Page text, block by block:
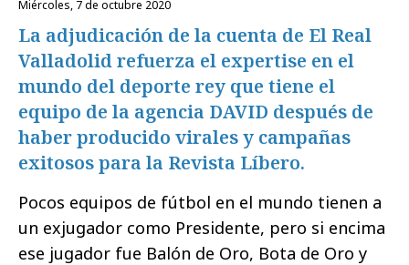
miércoles, 7 de octubre 2020
La adjudicación de la cuenta de El Real
Valladolid refuerza el expertise en el
mundo del deporte rey que tiene el
equipo de la agencia DAVID después de
haber producido virales y campañas
exitosos para la Revista Líbero.
Pocos equipos de fútbol en el mundo tienen a
un exjugador como Presidente, pero si encima
ese jugador fue Balón de Oro, Bota de Oro y